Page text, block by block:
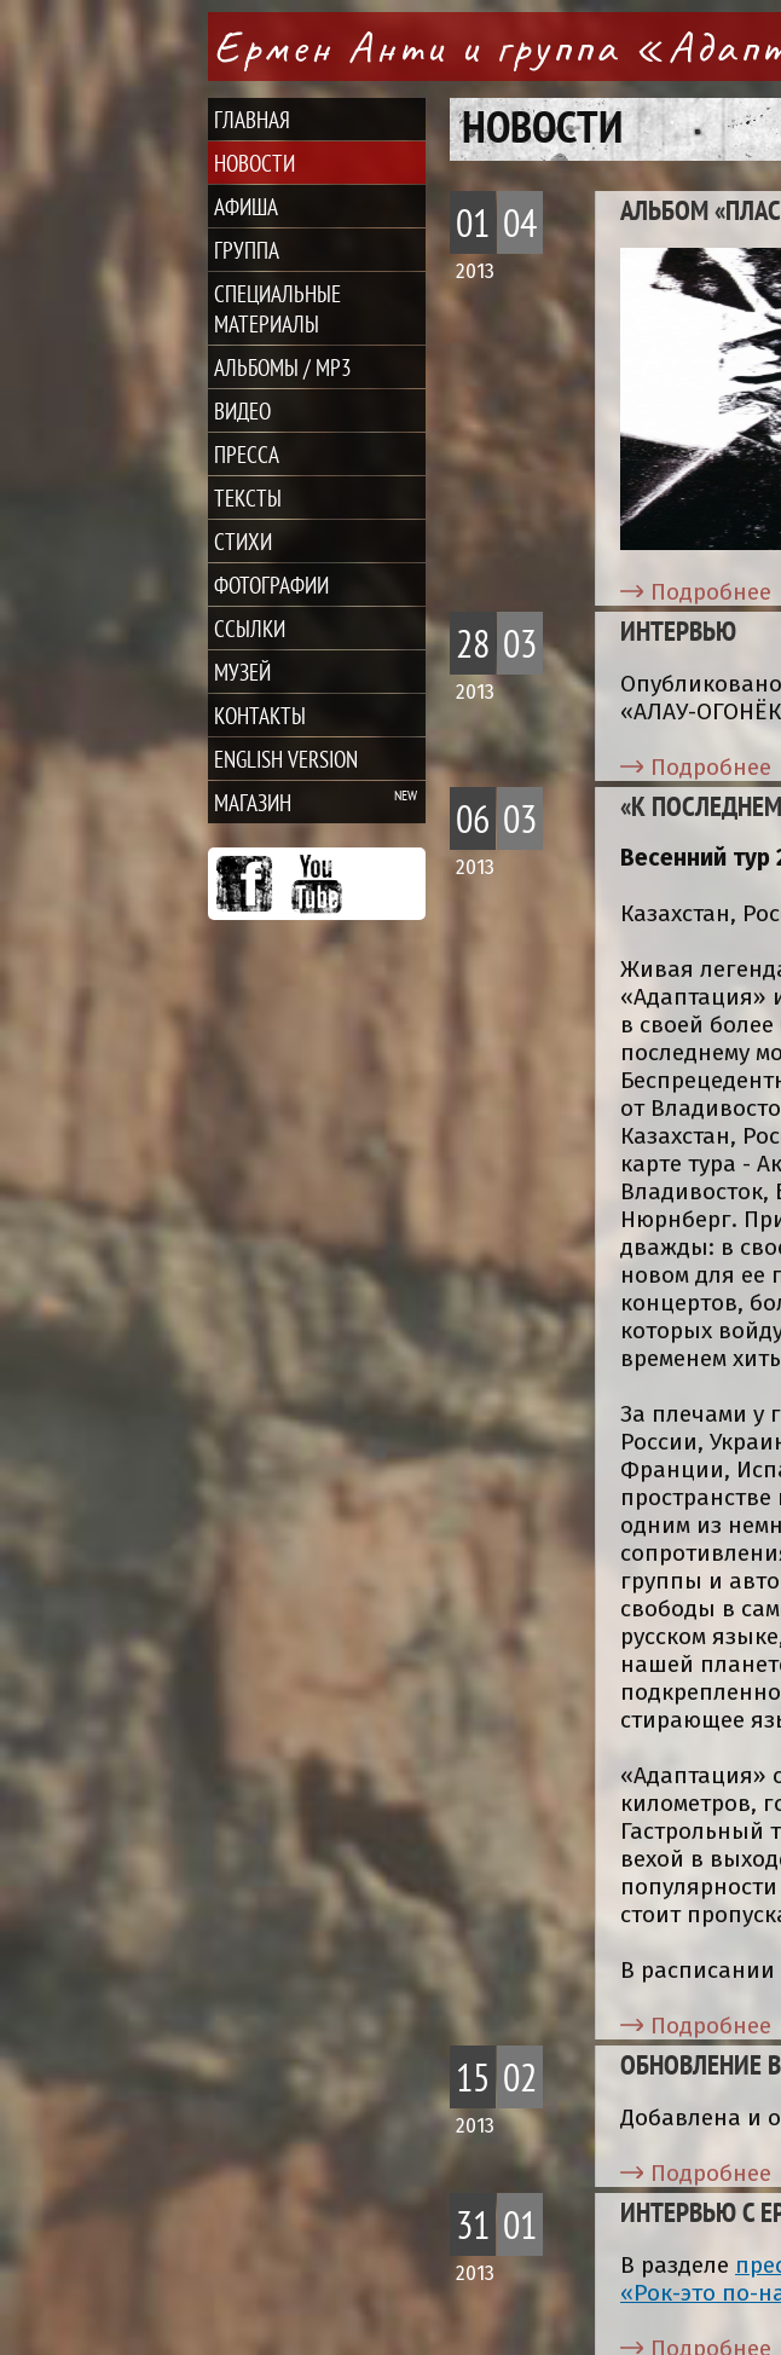
Ермен Анти и группа
ГЛАВНАЯ
НОВОСТИ
АФИША
ГРУППА
СПЕЦИАЛЬНЫЕ
МАТЕРИАЛЫ
АЛЬБОМЫ / MP3
ВИДЕО
ПРЕССА
ТЕКСТЫ
СТИХИ
ФОТОГРАФИИ
ССЫЛКИ
МУЗЕЙ
КОНТАКТЫ
ENGLISH VERSION
МАГАЗИН
НОВОСТИ
01 04
2013
АЛЬБОМ
Подробнее
28 03
2013
ИНТЕРВЬЮ
«АЛАУ-
Подробнее
06 03
2013
«К
Весенний тур
Казахстан,
Живая
«Адаптация»
в своей
последнему
от
Казахстан,
карте тура -
Владивосток,
Нюрнберг.
дважды: в
новом для ее
концертов,
которых
временем
За плечами у
России,
Франции,
одним из
группы и
свободы в
русском
нашей
стирающее
«Адаптация»
километров,
Гастрольный
вехой в
стоит
В
Подробнее
15 02
2013
ОБНОВЛЕНИЕ
Добавлена и
Подробнее
31 01
2013
ИНТЕРВЬЮ С
В разделе
«Рок-это по-
Подробнее